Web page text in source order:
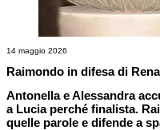
14 maggio 2026
Raimondo in difesa di
Antonella e Alessandra
a Lucia perché finalista.
quelle parole e difende a